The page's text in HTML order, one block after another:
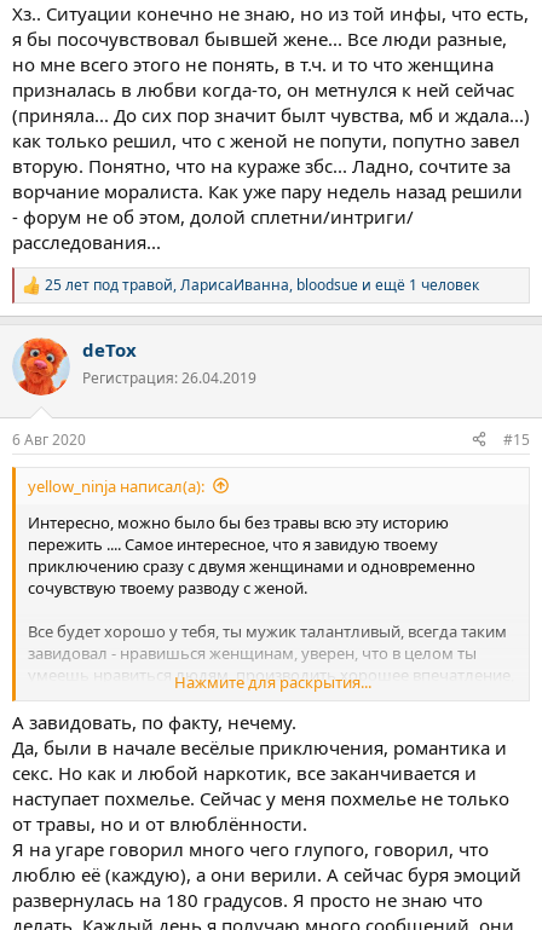
Хз.. Ситуации конечно не знаю, но из той инфы, что есть,
я бы посочувствовал бывшей жене... Все люди разные,
но мне всего этого не понять, в т.ч. и то что женщина
призналась в любви когда-то, он метнулся к ней сейчас
(приняла... До сих пор значит былт чувства, мб и ждала...)
как только решил, что с женой не попути, попутно завел
вторую. Понятно, что на кураже збс... Ладно, сочтите за
ворчание моралиста. Как уже пару недель назад решили
- форум не об этом, долой сплетни/интриги/
расследования...
Р
е
к
ц
и
25 лет под травой,ЛарисаИванна, bloodsue и ещё 1 человек
deTox
Регистрация: 26.04.2019
6 Авг 2020 #15
yellow_ninja написал(а):
Интересно, можно было бы без травы всю эту историю
пережить .... Самое интересное, что я завидую твоему
приключению сразу с двумя женщинами и одновременно
сочувствую твоему разводу с женой.
Все будет хорошо у тебя, ты мужик талантливый, всегда таким
завидовал - нравишься женщинам, уверен, что в целом ты
умеешь нравиться людям, производить хорошее впечатление,
чего я никогда, например не умел.
По поводу срыва не чего такого, чего ты не знаешь сказать не
могу. Могу только пожелать терпения на первые две-три
недели они самые психо-физически тяжелые, потом легче сам
знаешь.
Нажмите для раскрытия...
А завидовать, по факту, нечему.
Да, были в начале весёлые приключения, романтика и
секс. Но как и любой наркотик, все заканчивается и
наступает похмелье. Сейчас у меня похмелье не только
от травы, но и от влюблённости.
Я на угаре говорил много чего глупого, говорил, что
люблю её (каждую), а они верили. А сейчас буря эмоций
развернулась на 180 градусов. Я просто не знаю что
делать. Каждый день я получаю много сообщений, они